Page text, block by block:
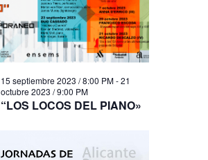
“LOS LOCOS DEL PIANO»
15 septiembre 2023 / 8:00 PM-21
octubre 2023 / 9:00 PM